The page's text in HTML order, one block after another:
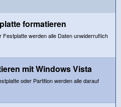
formatieren
Festplatte werden alle Daten unwiderruflich
mit Windows Vista
oder Partition werden alle darauf